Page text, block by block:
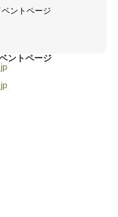
ントページ
ントページ